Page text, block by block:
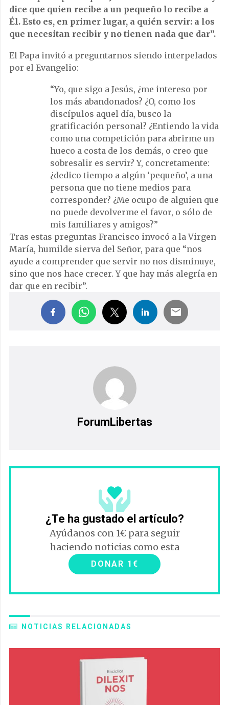
dice que quien recibe a un pequeño lo recibe a
Él. Esto es, en primer lugar, a quién servir: a los
que necesitan recibir y no tienen nada que dar”.
El Papa invitó a preguntarnos siendo interpelados
por el Evangelio:
“Yo, que sigo a Jesús, ¿me intereso por
los más abandonados? ¿O, como los
discípulos aquel día, busco la
gratificación personal? ¿Entiendo la vida
como una competición para abrirme un
hueco a costa de los demás, o creo que
sobresalir es servir? Y, concretamente:
¿dedico tiempo a algún ‘pequeño’, a una
persona que no tiene medios para
corresponder? ¿Me ocupo de alguien que
no puede devolverme el favor, o sólo de
mis familiares y amigos?”
Tras estas preguntas Francisco invocó a la Virgen
María, humilde sierva del Señor, para que “nos
ayude a comprender que servir no nos disminuye,
sino que nos hace crecer. Y que hay más alegría en
dar que en recibir”.
ForumLibertas
¿Te ha gustado el artículo?
Ayúdanos con 1€ para seguir
haciendo noticias como esta
DONAR 1€
NOTICIAS RELACIONADAS